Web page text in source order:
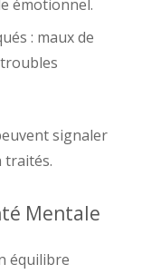
émotionnel.
: maux de
signaler
traités.
Mentale
équilibre